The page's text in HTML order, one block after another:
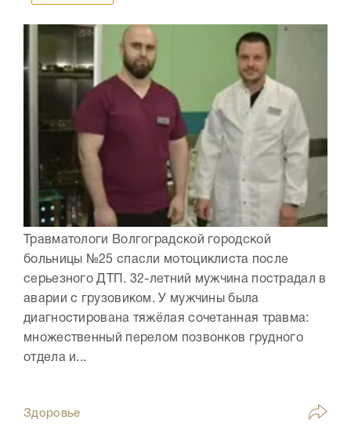
Травматологи Волгоградской городской
больницы №25 спасли мотоциклиста после
серьезного ДТП. 32-летний мужчина пострадал в
аварии с грузовиком. У мужчины была
диагностирована тяжёлая сочетанная травма:
множественный перелом позвонков грудного
отдела и...
Здоровье